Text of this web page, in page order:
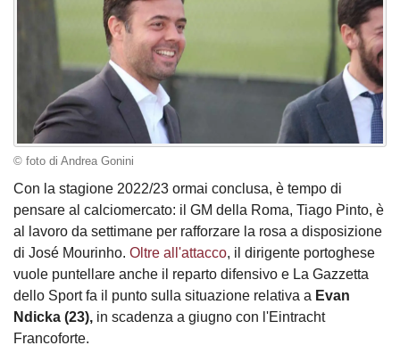
© foto di Andrea Gonini
Con la stagione 2022/23 ormai conclusa, è tempo di
pensare al calciomercato: il GM della Roma, Tiago Pinto, è
al lavoro da settimane per rafforzare la rosa a disposizione
di José Mourinho. Oltre all'attacco, il dirigente portoghese
vuole puntellare anche il reparto difensivo e La Gazzetta
dello Sport fa il punto sulla situazione relativa a Evan
Ndicka (23), in scadenza a giugno con l'Eintracht
Francoforte.